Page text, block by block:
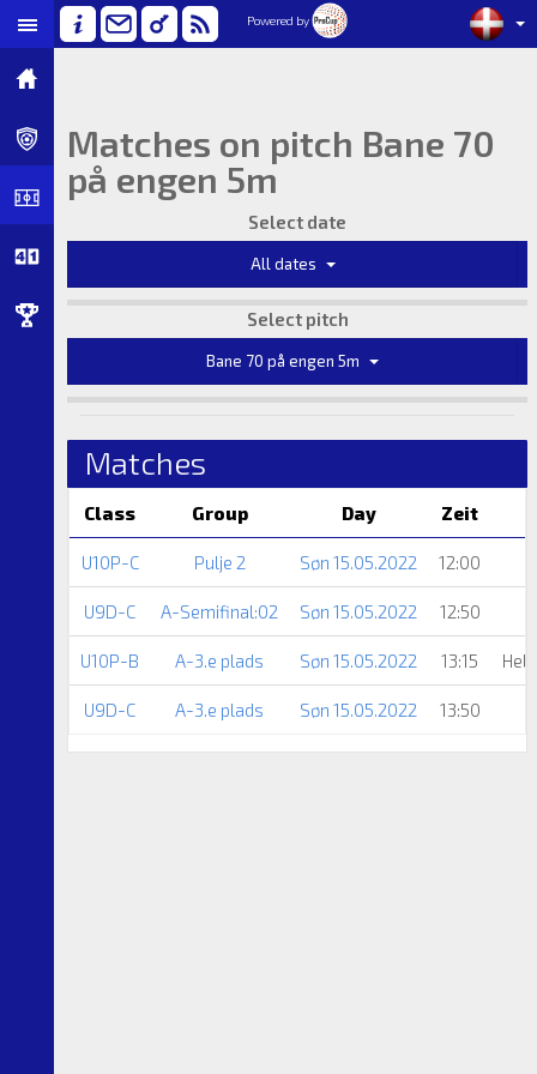
Powered by
Matches on pitch Bane 70
på engen 5m
Select date
All dates
Select pitch
Bane 70 på engen 5m
Matches
Class Group Day Zeit
U10P-C Pulje 2 Søn 15.05.2022 12:00
U9D-C A-Semifinal:02 Søn 15.05.2022 12:50
U10P-B A-3.e plads Søn 15.05.2022 13:15
U9D-C A-3.e plads Søn 15.05.2022 13:50